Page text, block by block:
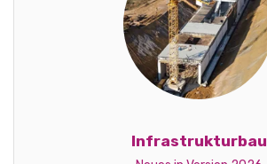
Infrastrukturbau